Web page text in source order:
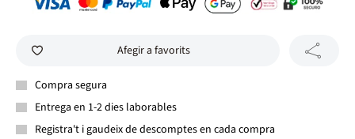
Afegir a favorits
Compra segura
Entrega en 1-2 dies laborables
Registra't i gaudeix de descomptes en cada compra